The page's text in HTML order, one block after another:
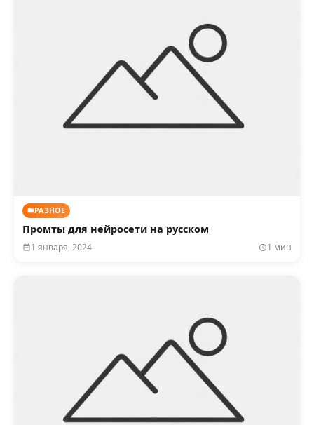
РАЗНОЕ
Промты для нейросети на русском
1 января, 2024 1 мин